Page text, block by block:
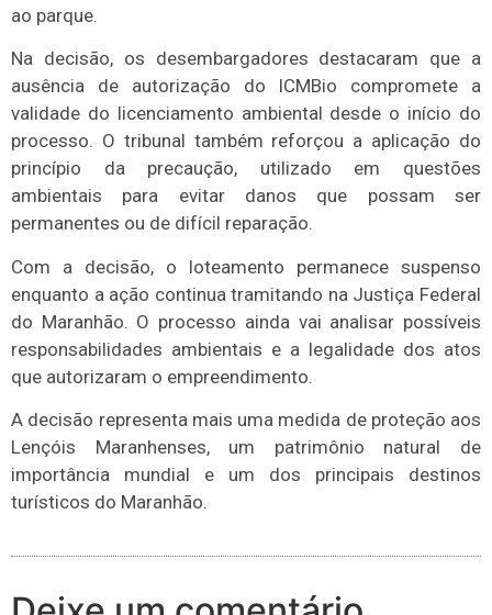
ao parque.
Na decisão, os desembargadores destacaram que a
ausência de autorização do ICMBio compromete a
validade do licenciamento ambiental desde o início do
processo. O tribunal também reforçou a aplicação do
princípio da precaução, utilizado em questões
ambientais para evitar danos que possam ser
permanentes ou de difícil reparação.
Com a decisão, o loteamento permanece suspenso
enquanto a ação continua tramitando na Justiça Federal
do Maranhão. O processo ainda vai analisar possíveis
responsabilidades ambientais e a legalidade dos atos
que autorizaram o empreendimento.
A decisão representa mais uma medida de proteção aos
Lençóis Maranhenses, um patrimônio natural de
importância mundial e um dos principais destinos
turísticos do Maranhão.